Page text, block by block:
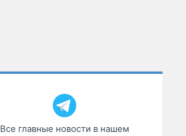
Все главные новости в нашем